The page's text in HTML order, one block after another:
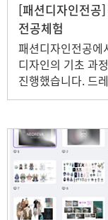
[패션디자인전
전공체험
패션디자인전공에
디자인의 기초 과
진행했습니다. 드
원단을 올려 형태
번 체험은 패션디
분위기를 경험하
있도록 마련되었
의 멘토링도 함께
정, 진로 분야 등에
이어졌습니다.